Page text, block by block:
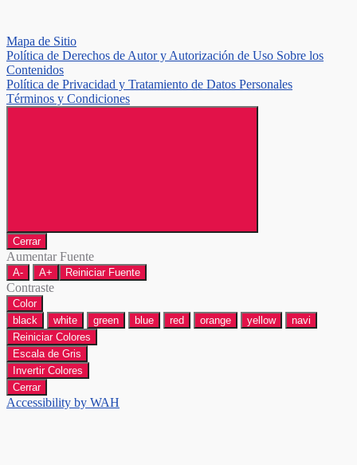
Mapa de Sitio
Política de Derechos de Autor y Autorización de Uso Sobre los
Contenidos
Política de Privacidad y Tratamiento de Datos Personales
Términos y Condiciones
Cerrar
Aumentar Fuente
A- A+ Reiniciar Fuente
Contraste
Color
black
white green blue red orange yellow
navi
Reiniciar Colores
Escala de Gris
Invertir Colores
Cerrar
Accessibility by WAH